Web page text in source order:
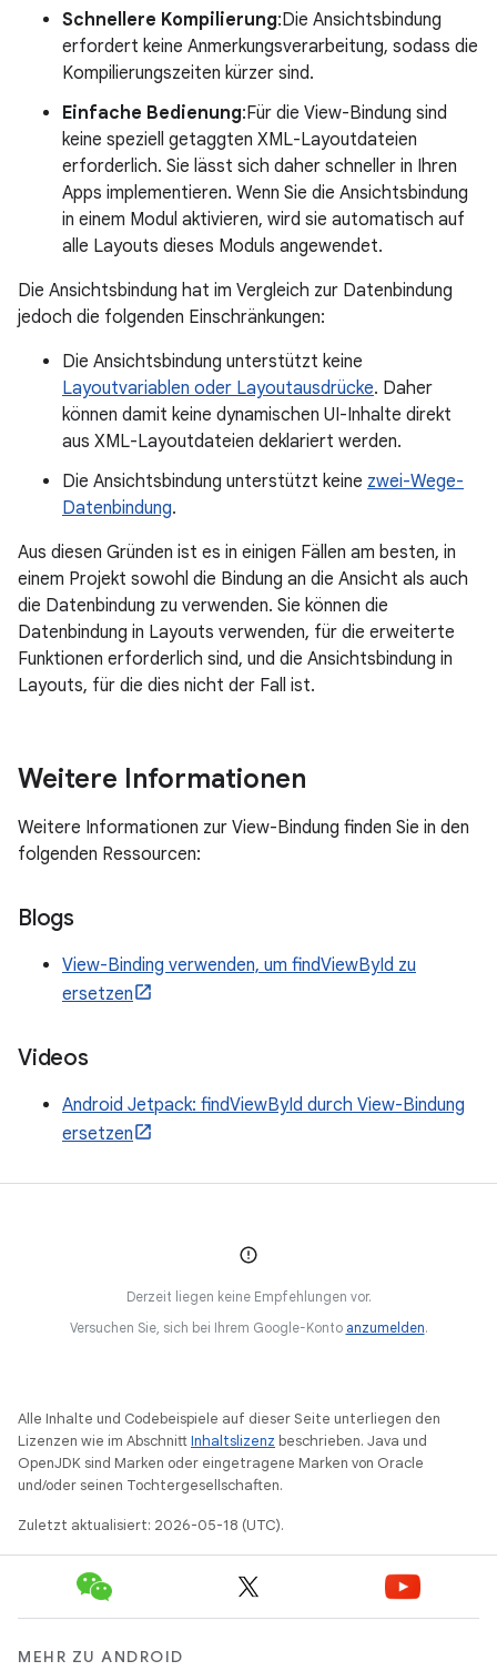
Schnellere Kompilierung:Die Ansichtsbindung
erfordert keine Anmerkungsverarbeitung, sodass die
Kompilierungszeiten kürzer sind.
Einfache Bedienung:Für die View-Bindung sind
keine speziell getaggten XML-Layoutdateien
erforderlich. Sie lässt sich daher schneller in Ihren
Apps implementieren. Wenn Sie die Ansichtsbindung
in einem Modul aktivieren, wird sie automatisch auf
alle Layouts dieses Moduls angewendet.
Die Ansichtsbindung hat im Vergleich zur Datenbindung
jedoch die folgenden Einschränkungen:
Die Ansichtsbindung unterstützt keine
Layoutvariablen oder Layoutausdrücke. Daher
können damit keine dynamischen UI-Inhalte direkt
aus XML-Layoutdateien deklariert werden.
Die Ansichtsbindung unterstützt keine zwei-Wege-
Datenbindung.
Aus diesen Gründen ist es in einigen Fällen am besten, in
einem Projekt sowohl die Bindung an die Ansicht als auch
die Datenbindung zu verwenden. Sie können die
Datenbindung in Layouts verwenden, für die erweiterte
Funktionen erforderlich sind, und die Ansichtsbindung in
Layouts, für die dies nicht der Fall ist.
Weitere Informationen
Weitere Informationen zur View-Bindung finden Sie in den
folgenden Ressourcen:
Blogs
View-Binding verwenden, um findViewById zu
ersetzen
Videos
Android Jetpack: findViewById durch View-Bindung
ersetzen
Derzeit liegen keine Empfehlungen vor.
Versuchen Sie, sich bei Ihrem Google-Konto anzumelden.
Alle Inhalte und Codebeispiele auf dieser Seite unterliegen den
Lizenzen wie im AbschnittInhaltslizenz beschrieben. Java und
OpenJDK sind Marken oder eingetragene Marken von Oracle
und/oder seinen Tochtergesellschaften.
Zuletzt aktualisiert: 2026-05-18 (UTC).
MEHR ZU ANDROID